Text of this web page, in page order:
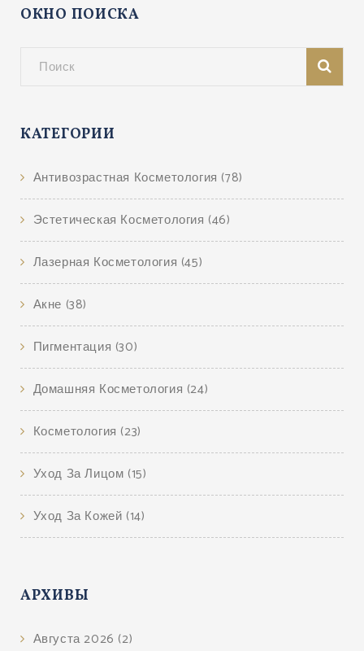
ОКНО ПОИСКА
КАТЕГОРИИ
Антивозрастная Косметология (78)
Эстетическая Косметология (46)
Лазерная Косметология (45)
Акне (38)
Пигментация (30)
Домашняя Косметология (24)
Косметология (23)
Уход За Лицом (15)
Уход За Кожей (14)
АРХИВЫ
Августа 2026 (2)